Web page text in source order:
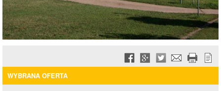
WYBRANA OFERTA